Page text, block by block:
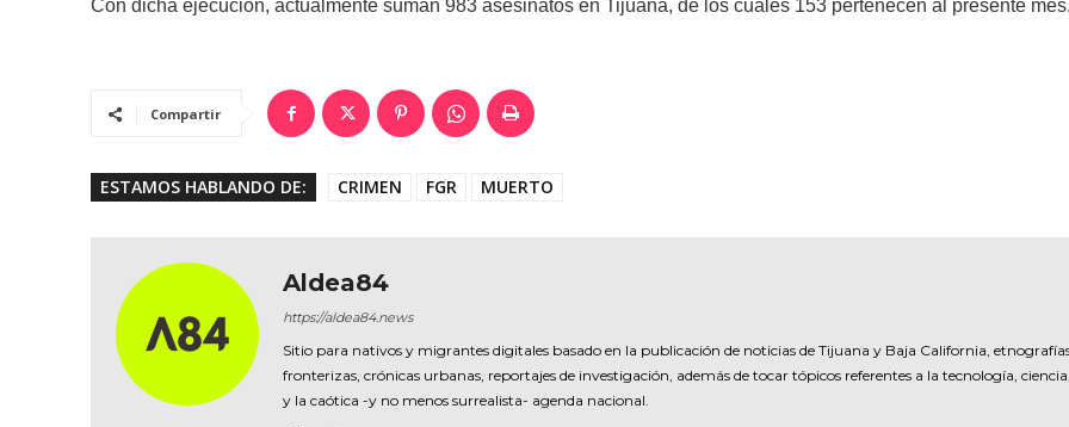
Con dicha ejecución, actualmente suman 983 asesinatos en Tijuana, de los cuales 153 pertenecen al presente mes.
Compartir
ESTAMOS HABLANDO DE: CRIMEN FGR MUERTO
Aldea84
https://aldea84.news
Sitio para nativos y migrantes digitales basado en la publicación de noticias de Tijuana y Baja California,
fronterizas, crónicas urbanas, reportajes de investigación, además de tocar tópicos referentes a la tecnología,
y la caótica -y no menos surrealista- agenda nacional.